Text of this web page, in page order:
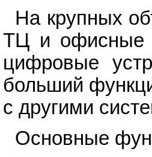
На крупных
ТЦ и офисные
цифровые
больший
с другими
Основные